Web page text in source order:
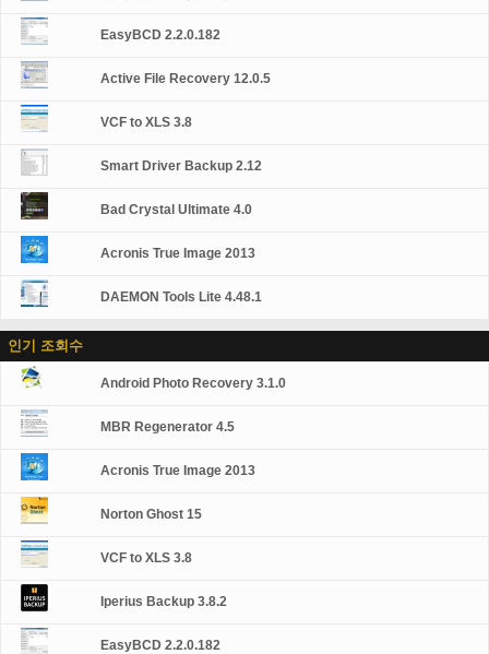
EasyBCD 2.2.0.182
Active File Recovery 12.0.5
VCF to XLS 3.8
Smart Driver Backup 2.12
Bad Crystal Ultimate 4.0
Acronis True Image 2013
DAEMON Tools Lite 4.48.1
인기 조회수
Android Photo Recovery 3.1.0
MBR Regenerator 4.5
Acronis True Image 2013
Norton Ghost 15
VCF to XLS 3.8
Iperius Backup 3.8.2
EasyBCD 2.2.0.182